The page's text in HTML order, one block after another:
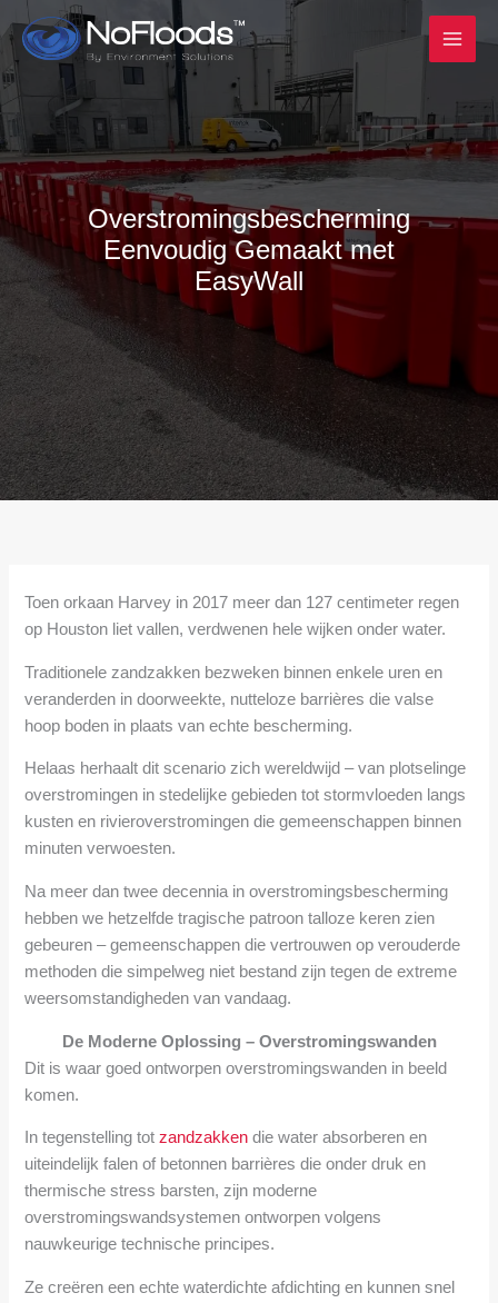
naar
inhoud
Overstromingsbescherming
Eenvoudig Gemaakt met
EasyWall
Toen orkaan Harvey in 2017 meer dan 127 centimeter regen
op Houston liet vallen, verdwenen hele wijken onder water.
Traditionele zandzakken bezweken binnen enkele uren en
veranderden in doorweekte, nutteloze barrières die valse
hoop boden in plaats van echte bescherming.
Helaas herhaalt dit scenario zich wereldwijd – van plotselinge
overstromingen in stedelijke gebieden tot stormvloeden langs
kusten en rivieroverstromingen die gemeenschappen binnen
minuten verwoesten.
Na meer dan twee decennia in overstromingsbescherming
hebben we hetzelfde tragische patroon talloze keren zien
gebeuren – gemeenschappen die vertrouwen op verouderde
methoden die simpelweg niet bestand zijn tegen de extreme
weersomstandigheden van vandaag.
De Moderne Oplossing – Overstromingswanden
Dit is waar goed ontworpen overstromingswanden in beeld
komen.
In tegenstelling totzandzakken die water absorberen en
uiteindelijk falen of betonnen barrières die onder druk en
thermische stress barsten, zijn moderne
overstromingswandsystemen ontworpen volgens
nauwkeurige technische principes.
Ze creëren een echte waterdichte afdichting en kunnen snel